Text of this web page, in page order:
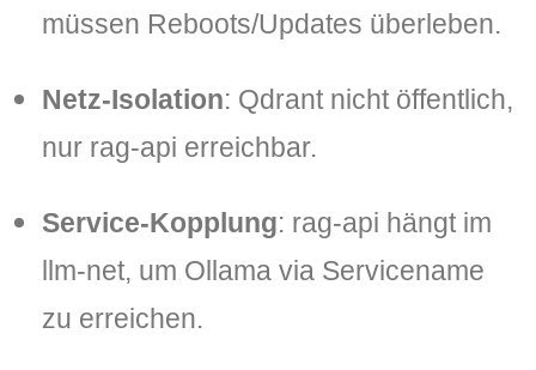
müssen Reboots/Updates überleben.
Netz-Isolation: Qdrant nicht öffentlich,
nur rag-api erreichbar.
Service-Kopplung: rag-api hängt im
llm-net, um Ollama via Servicename
zu erreichen.